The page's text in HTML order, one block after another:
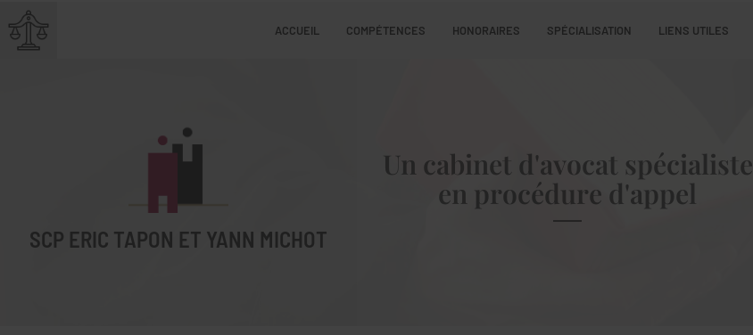
SCP ERIC TAPON ET YANN MICHOT
Un cabinet d'avocat spécialiste
en procédure d'appel
ACCUEIL COMPÉTENCES HONORAIRES SPÉCIALISATION LIENS UTILES